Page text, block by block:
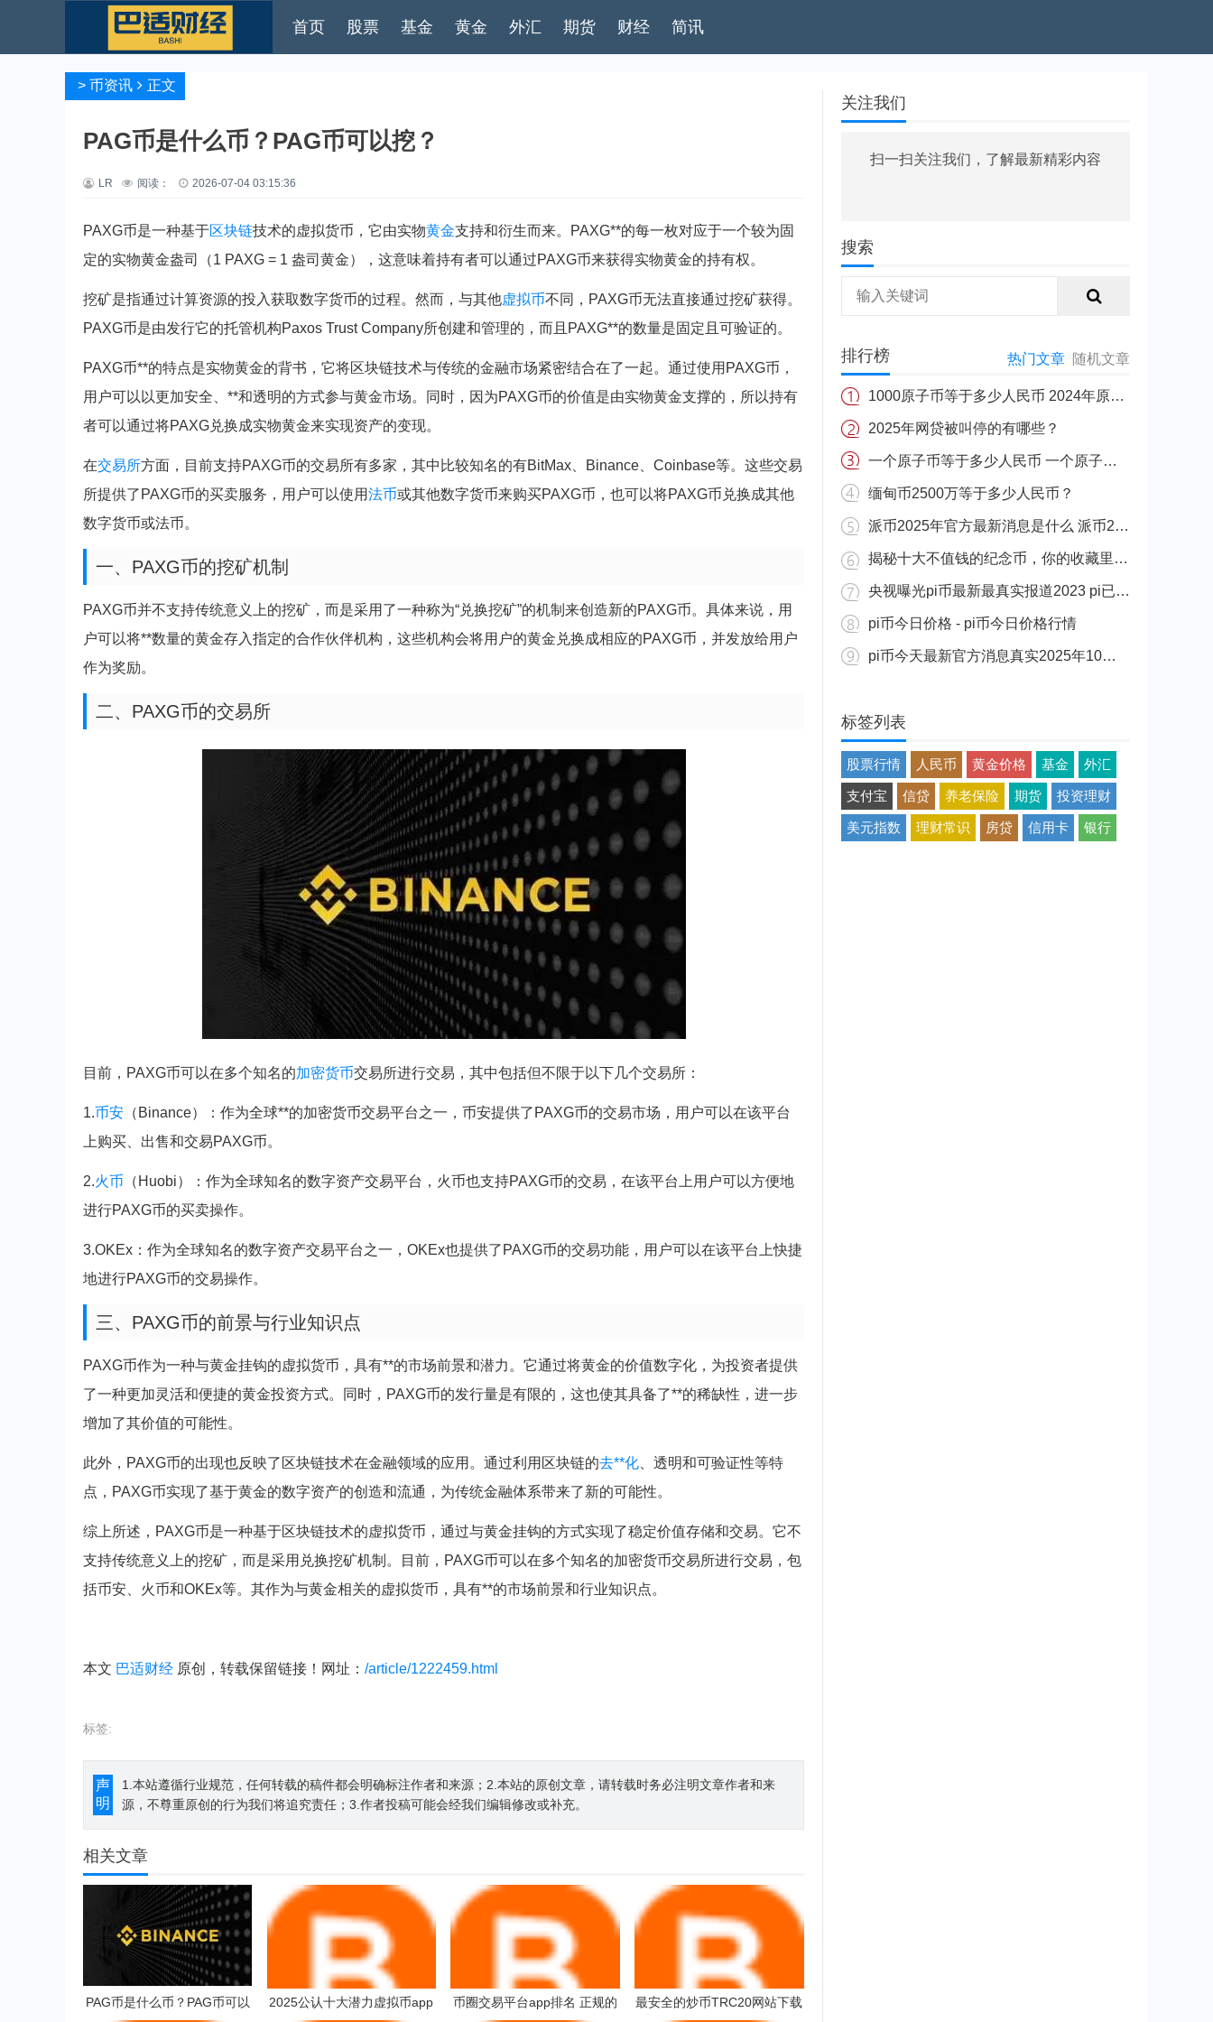
首页 股票 基金 黄金 外汇 期货 财经 简讯
> 币资讯 正文
PAG币是什么币？PAG币可以挖？
LR 阅读： 2026-07-04 03:15:36
PAXG币是一种基于区块链技术的虚拟货币，它由实物黄金支持和衍生而来。PAXG**的每一枚对应于一个较为固
定的实物黄金盎司（1 PAXG = 1 盎司黄金），这意味着持有者可以通过PAXG币来获得实物黄金的持有权。
挖矿是指通过计算资源的投入获取数字货币的过程。然而，与其他虚拟币不同，PAXG币无法直接通过挖矿获得。
PAXG币是由发行它的托管机构Paxos Trust Company所创建和管理的，而且PAXG**的数量是固定且可验证的。
PAXG币**的特点是实物黄金的背书，它将区块链技术与传统的金融市场紧密结合在了一起。通过使用PAXG币，
用户可以以更加安全、**和透明的方式参与黄金市场。同时，因为PAXG币的价值是由实物黄金支撑的，所以持有
者可以通过将PAXG兑换成实物黄金来实现资产的变现。
在交易所方面，目前支持PAXG币的交易所有多家，其中比较知名的有BitMax、Binance、Coinbase等。这些交易
所提供了PAXG币的买卖服务，用户可以使用法币或其他数字货币来购买PAXG币，也可以将PAXG币兑换成其他
数字货币或法币。
一、PAXG币的挖矿机制
PAXG币并不支持传统意义上的挖矿，而是采用了一种称为“兑换挖矿”的机制来创造新的PAXG币。具体来说，用
户可以将**数量的黄金存入指定的合作伙伴机构，这些机构会将用户的黄金兑换成相应的PAXG币，并发放给用户
作为奖励。
二、PAXG币的交易所
目前，PAXG币可以在多个知名的加密货币交易所进行交易，其中包括但不限于以下几个交易所：
1.币安 （Binance）：作为全球**的加密货币交易平台之一，币安提供了PAXG币的交易市场，用户可以在该平台
上购买、出售和交易PAXG币。
2.火币 （Huobi）：作为全球知名的数字资产交易平台，火币也支持PAXG币的交易，在该平台上用户可以方便地
进行PAXG币的买卖操作。
3.OKEx：作为全球知名的数字资产交易平台之一，OKEx也提供了PAXG币的交易功能，用户可以在该平台上快捷
地进行PAXG币的交易操作。
三、PAXG币的前景与行业知识点
PAXG币作为一种与黄金挂钩的虚拟货币，具有**的市场前景和潜力。它通过将黄金的价值数字化，为投资者提供
了一种更加灵活和便捷的黄金投资方式。同时，PAXG币的发行量是有限的，这也使其具备了**的稀缺性，进一步
增加了其价值的可能性。
此外，PAXG币的出现也反映了区块链技术在金融领域的应用。通过利用区块链的去**化 、透明和可验证性等特
点，PAXG币实现了基于黄金的数字资产的创造和流通，为传统金融体系带来了新的可能性。
综上所述，PAXG币是一种基于区块链技术的虚拟货币，通过与黄金挂钩的方式实现了稳定价值存储和交易。它不
支持传统意义上的挖矿，而是采用兑换挖矿机制。目前，PAXG币可以在多个知名的加密货币交易所进行交易，包
括币安、火币和OKEx等。其作为与黄金相关的虚拟货币，具有**的市场前景和行业知识点。
本文 巴适财经 原创，转载保留链接！网址： /article/1222459.html
标签:
声
明
1.本站遵循行业规范，任何转载的稿件都会明确标注作者和来源；2.本站的原创文章，请转载时务必注明文章作者和来
源，不尊重原创的行为我们将追究责任；3.作者投稿可能会经我们编辑修改或补充。
相关文章
PAG币是什么币？PAG币可以
2025公认十大潜力虚拟币app
币圈交易平台app排名 正规的
最安全的炒币TRC20网站下载
关注我们
扫一扫关注我们，了解最新精彩内容
搜索
排行榜 热门文章 随机文章
1000原子币等于多少人民币 2024年原子币最新价格介绍一览
2025年网贷被叫停的有哪些？
一个原子币等于多少人民币 一个原子币价格介绍
缅甸币2500万等于多少人民币？
派币2025年官方最新消息是什么 派币2025年官方最新消息真实分享
揭秘十大不值钱的纪念币，你的收藏里有吗？
央视曝光pi币最新最真实报道2023 pi已经成功了是真的吗（假的）
pi币今日价格 - pi币今日价格行情
pi币今天最新官方消息真实2025年10月 派币今天最新消息介绍
标签列表
股票行情 人民币 黄金价格 基金 外汇
支付宝 信贷 养老保险 期货 投资理财
美元指数 理财常识 房贷 信用卡 银行